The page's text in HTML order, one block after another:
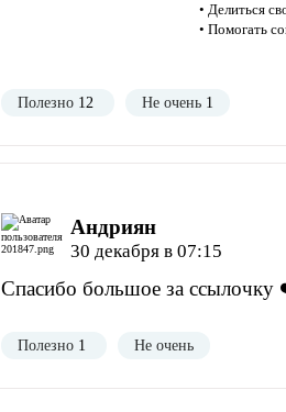
• Делиться
• Помогать
Полезно 12 Не очень 1
Андриян
30 декабря в 07:15
Спасибо большое за
Полезно 1 Не очень